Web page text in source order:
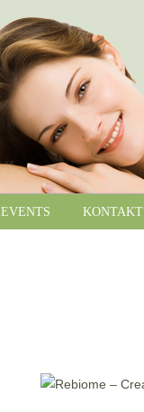
EVENTS KONTAKT